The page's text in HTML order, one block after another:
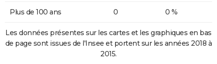
Plus de 100 ans 0 0 %
Les données présentes sur les cartes et les graphiques en bas
de page sont issues de l'Insee et portent sur les années 2018 à
2015.